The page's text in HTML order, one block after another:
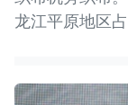
龙江平原地区